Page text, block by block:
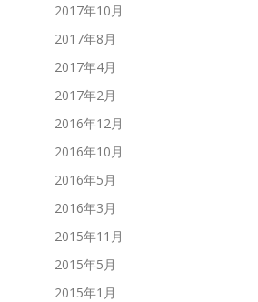
2017年10月
2017年8月
2017年4月
2017年2月
2016年12月
2016年10月
2016年5月
2016年3月
2015年11月
2015年5月
2015年1月